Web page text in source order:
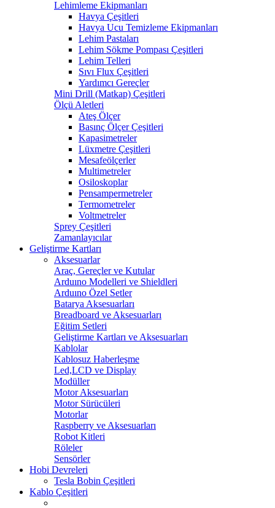
Lehimleme Ekipmanları
Havya Çeşitleri
Havya Ucu Temizleme Ekipmanları
Lehim Pastaları
Lehim Sökme Pompası Çeşitleri
Lehim Telleri
Sıvı Flux Çeşitleri
Yardımcı Gereçler
Mini Drill (Matkap) Çeşitleri
Ölçü Aletleri
Ateş Ölçer
Basınç Ölçer Çeşitleri
Kapasimetreler
Lüxmetre Çeşitleri
Mesafeölçerler
Multimetreler
Osiloskoplar
Pensampermetreler
Termometreler
Voltmetreler
Sprey Çeşitleri
Zamanlayıcılar
Geliştirme Kartları
Aksesuarlar
Araç, Gereçler ve Kutular
Arduıno Modelleri ve Shieldleri
Arduıno Özel Setler
Batarya Aksesuarları
Breadboard ve Aksesuarları
Eğitim Setleri
Geliştirme Kartları ve Aksesuarları
Kablolar
Kablosuz Haberleşme
Led,LCD ve Display
Modüller
Motor Aksesuarları
Motor Sürücüleri
Motorlar
Raspberry ve Aksesuarları
Robot Kitleri
Röleler
Sensörler
Hobi Devreleri
Tesla Bobin Çeşitleri
Kablo Çeşitleri